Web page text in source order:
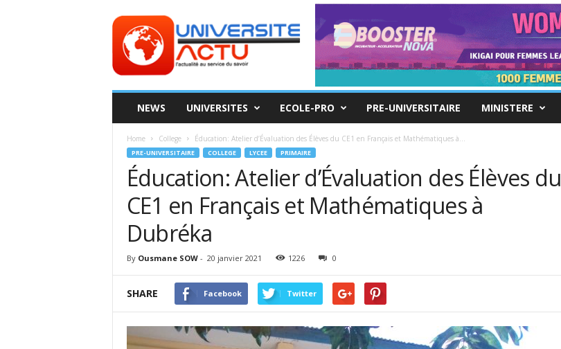
ACTU
NEWS UNIVERSITES ECOLE-PRO PRE-UNIVERSITAIRE MINISTERE
Home College Éducation: Atelier d’Évaluation des Élèves du CE1 en Français et Mathématiques à...
PRE-UNIVERSITAIRE COLLEGE LYCEE PRIMAIRE
Éducation: Atelier d’Évaluation des Élèves du
CE1 en Français et Mathématiques à
Dubréka
By Ousmane SOW- 20 janvier 2021 1226 0
SHARE Facebook Twitter